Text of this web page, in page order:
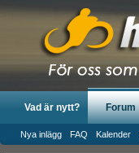
Vad är nytt? Forum
Nya inlägg FAQ Kalender